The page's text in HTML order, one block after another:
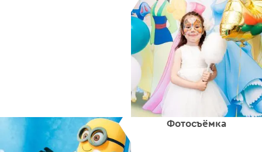
Фотосъёмка